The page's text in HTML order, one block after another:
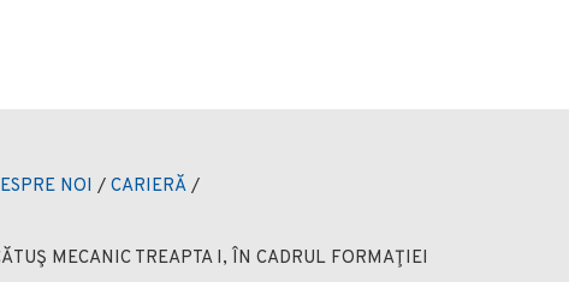
NOI /CARIERĂ /
MECANIC TREAPTA I, ÎN CADRUL FORMAŢIEI